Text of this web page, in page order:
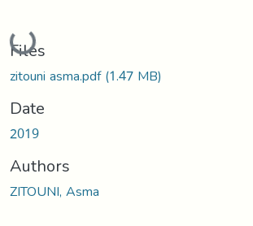
Loading...
Files
zitouni asma.pdf(1.47 MB)
Date
2019
Authors
ZITOUNI, Asma